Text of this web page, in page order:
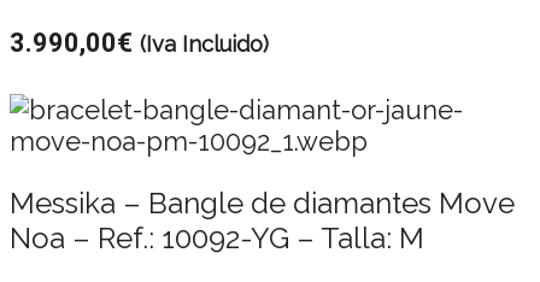
3.990,00€ (Iva Incluido)
Messika – Bangle de diamantes Move
Noa – Ref.: 10092-YG – Talla: M